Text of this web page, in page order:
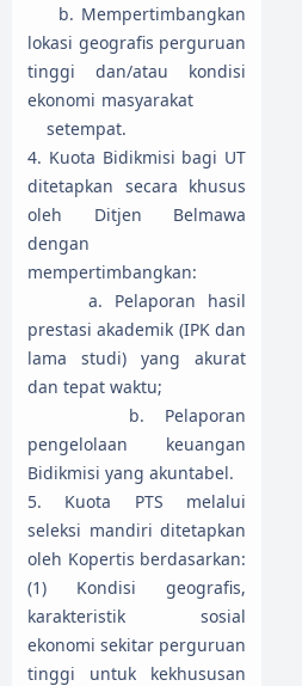
b. Mempertimbangkan
lokasi geografis perguruan
tinggi dan/atau kondisi
ekonomi masyarakat
setempat.
4. Kuota Bidikmisi bagi UT
ditetapkan secara khusus
oleh Ditjen Belmawa
dengan
mempertimbangkan:
a. Pelaporan hasil
prestasi akademik (IPK dan
lama studi) yang akurat
dan tepat waktu;
b. Pelaporan
pengelolaan keuangan
Bidikmisi yang akuntabel.
5. Kuota PTS melalui
seleksi mandiri ditetapkan
oleh Kopertis berdasarkan:
(1) Kondisi geografis,
karakteristik sosial
ekonomi sekitar perguruan
tinggi untuk kekhususan